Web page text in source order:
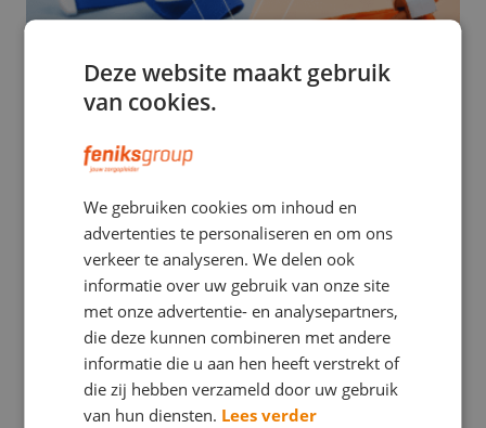
Stuwband versus tourniquet: een verwarrend
verschil met mogelijk ernstige gevolgen
Deze website maakt gebruik
van cookies.
We gebruiken cookies om inhoud en
advertenties te personaliseren en om ons
verkeer te analyseren. We delen ook
informatie over uw gebruik van onze site
met onze advertentie- en analysepartners,
die deze kunnen combineren met andere
informatie die u aan hen heeft verstrekt of
die zij hebben verzameld door uw gebruik
van hun diensten. Lees verder